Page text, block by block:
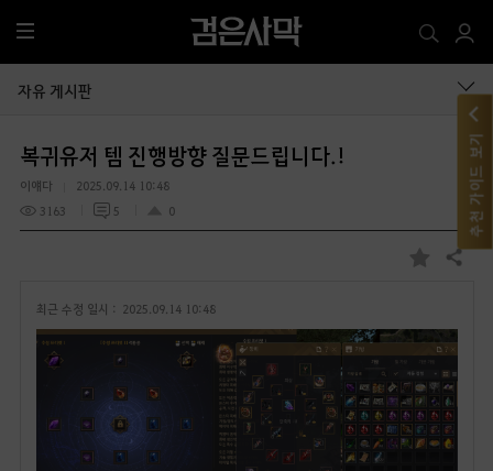
전
체
메
자유 게시판
복귀유저 템 진행방향 질문드립니다.!
이얘다
2025.09.14 10:48
3163
5 0
즐
기
공유하기
최근 수정 일시 : 2025.09.14 10:48
추천 가이드 보기